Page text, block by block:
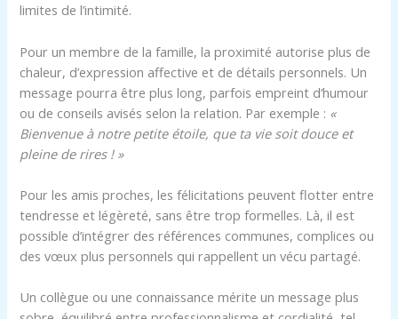
limites de l’intimité.
Pour un membre de la famille, la proximité autorise plus de
chaleur, d’expression affective et de détails personnels. Un
message pourra être plus long, parfois empreint d’humour
ou de conseils avisés selon la relation. Par exemple : «
Bienvenue à notre petite étoile, que ta vie soit douce et
pleine de rires ! »
Pour les amis proches, les félicitations peuvent flotter entre
tendresse et légèreté, sans être trop formelles. Là, il est
possible d’intégrer des références communes, complices ou
des vœux plus personnels qui rappellent un vécu partagé.
Un collègue ou une connaissance mérite un message plus